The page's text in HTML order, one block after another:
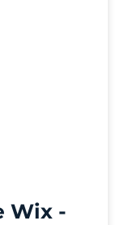
Wix -